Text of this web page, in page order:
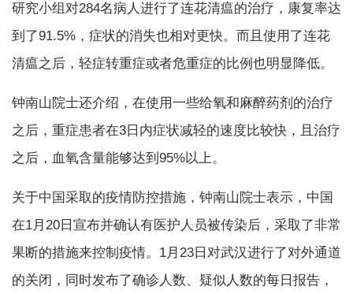
研究小组对284名病人进行了连花清瘟的治疗，康复率达
到了91.5%，症状的消失也相对更快。而且使用了连花
清瘟之后，轻症转重症或者危重症的比例也明显降低。
钟南山院士还介绍，在使用一些给氧和麻醉药剂的治疗
之后，重症患者在3日内症状减轻的速度比较快，且治疗
之后，血氧含量能够达到95%以上。
关于中国采取的疫情防控措施，钟南山院士表示，中国
在1月20日宣布并确认有医护人员被传染后，采取了非常
果断的措施来控制疫情。1月23日对武汉进行了对外通道
的关闭，同时发布了确诊人数、疑似人数的每日报告，